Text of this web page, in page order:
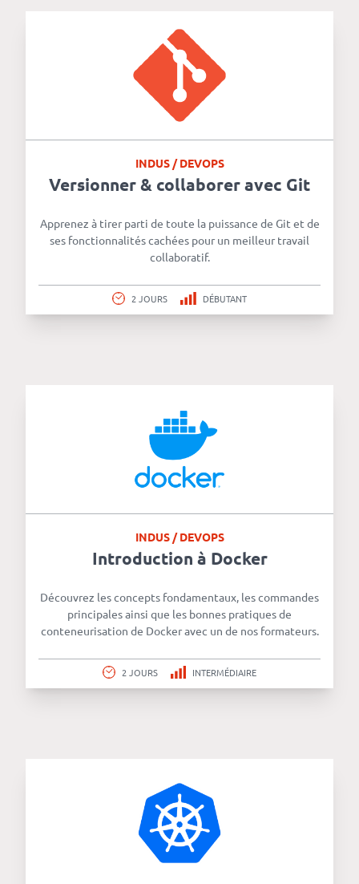
INDUS / DEVOPS
Versionner & collaborer avec Git
Apprenez à tirer parti de toute la puissance de Git et de
ses fonctionnalités cachées pour un meilleur travail
collaboratif.
2 JOURS DÉBUTANT
INDUS / DEVOPS
Introduction à Docker
Découvrez les concepts fondamentaux, les commandes
principales ainsi que les bonnes pratiques de
conteneurisation de Docker avec un de nos formateurs.
2 JOURS INTERMÉDIAIRE